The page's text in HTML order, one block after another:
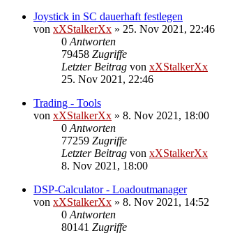
Joystick in SC dauerhaft festlegen
von xXStalkerXx » 25. Nov 2021, 22:46
0Antworten
79458 Zugriffe
Letzter Beitrag von xXStalkerXx
25. Nov 2021, 22:46
Trading - Tools
von xXStalkerXx » 8. Nov 2021, 18:00
0Antworten
77259 Zugriffe
Letzter Beitrag von xXStalkerXx
8. Nov 2021, 18:00
DSP-Calculator - Loadoutmanager
von xXStalkerXx » 8. Nov 2021, 14:52
0Antworten
80141 Zugriffe